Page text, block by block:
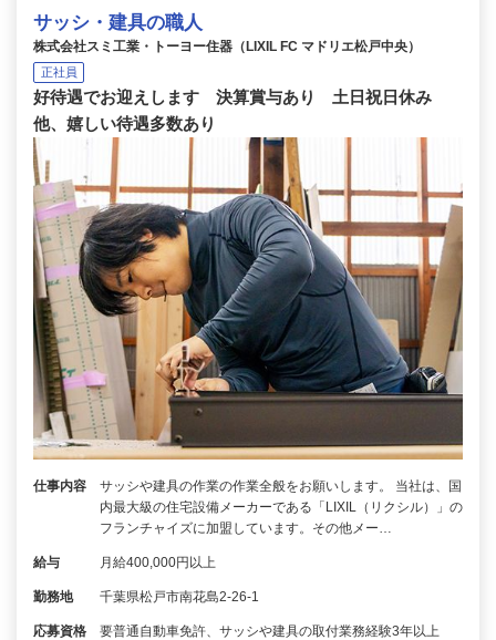
サッシ・建具の職人
株式会社スミ工業・トーヨー住器（LIXIL FC マドリエ松戸中央）
正社員
好待遇でお迎えします 決算賞与あり 土日祝日休み
他、嬉しい待遇多数あり
仕事内容
サッシや建具の作業の作業全般をお願いします。 当社は、国
内最大級の住宅設備メーカーである「LIXIL（リクシル）」の
フランチャイズに加盟しています。その他メー…
給与 月給400,000円以上
勤務地 千葉県松戸市南花島2-26-1
応募資格
要普通自動車免許、サッシや建具の取付業務経験3年以上